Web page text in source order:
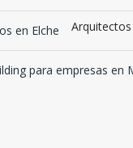
Arquitectos